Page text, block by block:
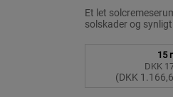
Et let
solskader og
15
DKK
(DKK
,